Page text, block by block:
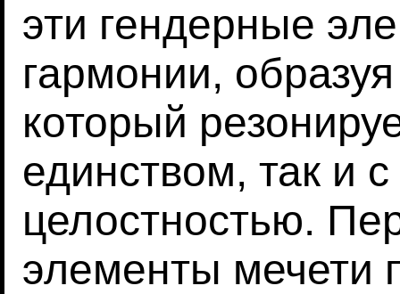
эти гендерные
гармонии,
который
единством, так и
целостностью.
элементы мечети